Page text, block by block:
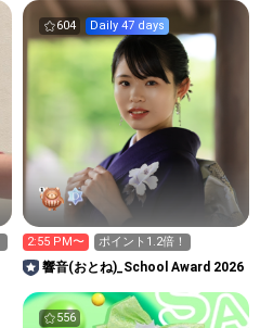
604 Daily 47 days
2:55 PM〜 ポイント1.2倍！
響音(おとね)_School Award 2026
556